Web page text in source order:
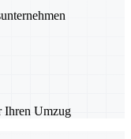
Ihren Umzug